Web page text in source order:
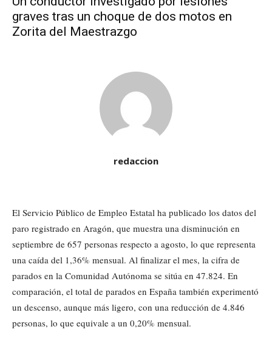
graves tras un choque de dos motos en
Zorita del Maestrazgo
redaccion
El Servicio Público de Empleo Estatal ha publicado los datos del
paro registrado en Aragón, que muestra una disminución en
septiembre de 657 personas respecto a agosto, lo que representa
una caída del 1,36% mensual. Al finalizar el mes, la cifra de
parados en la Comunidad Autónoma se sitúa en 47.824. En
comparación, el total de parados en España también experimentó
un descenso, aunque más ligero, con una reducción de 4.846
personas, lo que equivale a un 0,20% mensual.